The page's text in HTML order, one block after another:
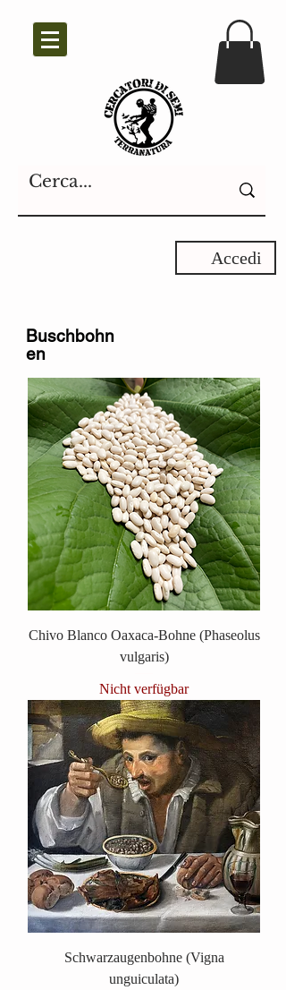
Accedi
Buschbohn
en
Chivo Blanco Oaxaca-Bohne (Phaseolus
vulgaris)
Nicht verfügbar
Schwarzaugenbohne (Vigna
unguiculata)